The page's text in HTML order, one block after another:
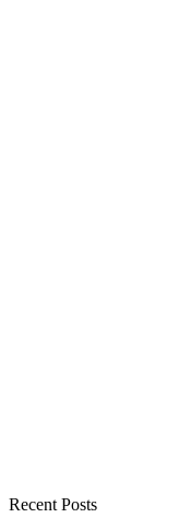
Recent Posts